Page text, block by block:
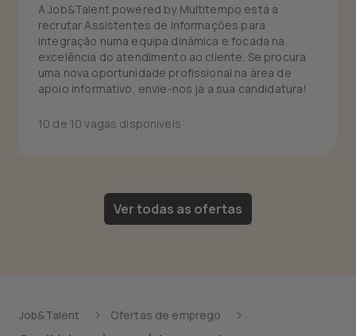
A Job&Talent powered by Multitempo está a
recrutar Assistentes de Informações para
integração numa equipa dinâmica e focada na
excelência do atendimento ao cliente. Se procura
uma nova oportunidade profissional na área de
apoio informativo, envie-nos já a sua candidatura!
10 de 10 vagas disponíveis
Ver todas as ofertas
Job&Talent
Ofertas de emprego